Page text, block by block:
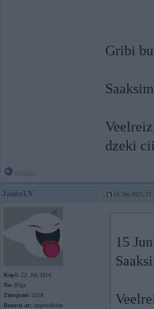
Gribi
dzeki
JankyLV 15. Jun 2025,
Kopš: 23. Jul 2014
No: Rīga
Ziņojumi: 3218
Braucu ar: imperialblau
15